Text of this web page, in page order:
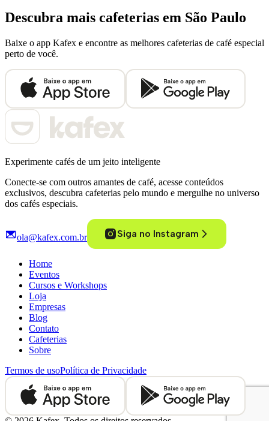
Descubra mais cafeterias em São Paulo
Baixe o app Kafex e encontre as melhores cafeterias de café especial
perto de você.
Experimente cafés de um jeito inteligente
Conecte-se com outros amantes de café, acesse conteúdos
exclusivos, descubra cafeterias pelo mundo e mergulhe no universo
dos cafés especiais.
ola@kafex.com.br Siga no Instagram
Home
Eventos
Cursos e Workshops
Loja
Empresas
Blog
Contato
Cafeterias
Sobre
Termos de usoPolítica de Privacidade